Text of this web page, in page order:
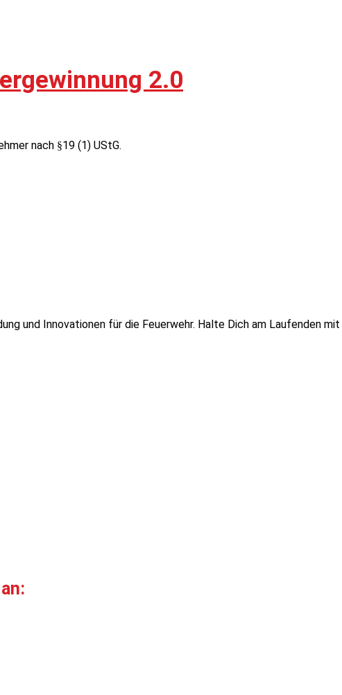
2.0
nach §19 (1) UStG.
und Innovationen für die Feuerwehr. Halte Dich am Laufenden